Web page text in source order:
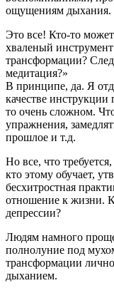
ощущениям дыхания.
Это все! Кто-то
хваленый
трансформации?
медитация?»
В принципе, да. Я
качестве
то очень сложном.
упражнения,
прошлое и т.д.
Но все, что
кто этому обучает,
бесхитростная
отношение к жизни.
депрессии?
Людям намного
полнолуние под
трансформации
дыханием.